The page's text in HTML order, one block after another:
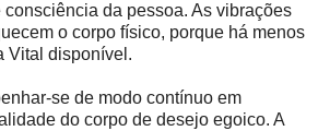
da pessoa. As vibrações
o corpo físico, porque há menos
Vital disponível.
se de modo contínuo em
do corpo de desejo egoico. A